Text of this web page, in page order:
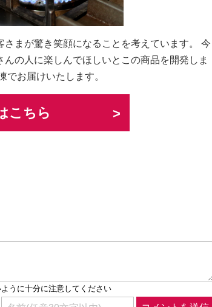
まが驚き笑顔になることを考えています。 今
の人に楽しんでほしいとこの商品を開発しま
でお届けいたします。
こちら